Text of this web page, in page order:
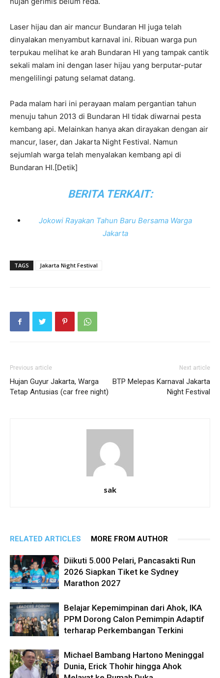
Laser hijau dan air mancur Bundaran HI juga telah
dinyalakan menyambut karnaval ini. Ribuan warga pun
terpukau melihat ke arah Bundaran HI yang tampak cantik
sekali malam ini dengan laser hijau yang berputar-putar
mengelilingi patung selamat datang.
Pada malam hari ini perayaan malam pergantian tahun
menuju tahun 2013 di Bundaran HI tidak diwarnai pesta
kembang api. Melainkan hanya akan dirayakan dengan air
mancur, laser, dan Jakarta Night Festival. Namun
sejumlah warga telah menyalakan kembang api di
Bundaran HI.[Detik]
BERITA TERKAIT:
Jokowi Rayakan Tahun Baru Bersama Warga
Jakarta
TAGS Jakarta Night Festival
Previous article
Hujan Guyur Jakarta, Warga
Tetap Antusias (car free night)
Next article
BTP Melepas Karnaval Jakarta
Night Festival
sak
RELATED ARTICLES MORE FROM AUTHOR
Diikuti 5.000 Pelari, Pancasakti Run
2026 Siapkan Tiket ke Sydney
Marathon 2027
Belajar Kepemimpinan dari Ahok, IKA
PPM Dorong Calon Pemimpin Adaptif
terharap Perkembangan Terkini
Michael Bambang Hartono Meninggal
Dunia, Erick Thohir hingga Ahok